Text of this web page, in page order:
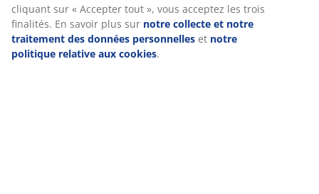
Combien coûte une couette ?
Quel est le prix d'une couette et quelles sont les
différences entre les couettes économiques et les
cliquant sur « Accepter tout », vous acceptez les trois
finalités. En savoir plus sur notre collecte et notre
traitement des données personnelles et notre
politique relative aux cookies.